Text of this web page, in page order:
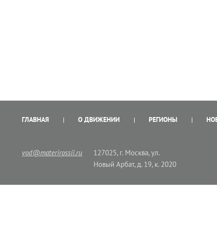
ГЛАВНАЯ О ДВИЖЕНИИ РЕГИОНЫ
vod@materirossii.ru
127025, г. Москва, ул.
Новый Арбат, д. 19, к. 2020